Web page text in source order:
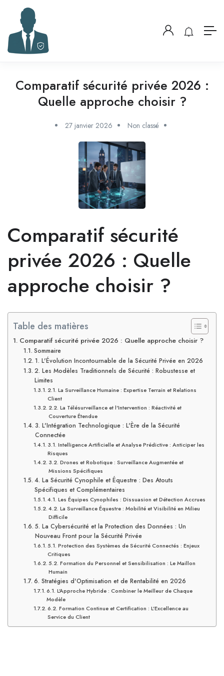
Comparatif sécurité privée 2026 :
Quelle approche choisir ?
27 janvier 2026 Non classé
Comparatif sécurité
privée 2026 : Quelle
approche choisir ?
Table des matières
Comparatif sécurité privée 2026 : Quelle approche choisir ?
Sommaire
1. L'Évolution Incontournable de la Sécurité Privée en 2026
2. Les Modèles Traditionnels de Sécurité : Robustesse et
Limites
2.1. La Surveillance Humaine : Expertise Terrain et Relations
Client
2.2. La Télésurveillance et l'Intervention : Réactivité et
Couverture Étendue
3. L'Intégration Technologique : L'Ère de la Sécurité
Connectée
3.1. Intelligence Artificielle et Analyse Prédictive : Anticiper les
Risques
3.2. Drones et Robotique : Surveillance Augmentée et
Missions Spécifiques
4. La Sécurité Cynophile et Équestre : Des Atouts
Spécifiques et Complémentaires
4.1. Les Équipes Cynophiles : Dissuasion et Détection Accrues
4.2. La Surveillance Équestre : Mobilité et Visibilité en Milieu
Difficile
5. La Cybersécurité et la Protection des Données : Un
Nouveau Front pour la Sécurité Privée
5.1. Protection des Systèmes de Sécurité Connectés : Enjeux
Critiques
5.2. Formation du Personnel et Sensibilisation : Le Maillon
Humain
6. Stratégies d'Optimisation et de Rentabilité en 2026
6.1. L'Approche Hybride : Combiner le Meilleur de Chaque
Modèle
6.2. Formation Continue et Certification : L'Excellence au
Service du Client